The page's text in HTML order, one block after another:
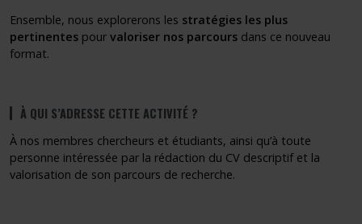
Ensemble, nous explorerons les stratégies les plus
pertinentes pour valoriser nos parcours dans ce nouveau
format.
À QUI S’ADRESSE CETTE ACTIVITÉ ?
À nos membres chercheurs et étudiants, ainsi qu’à toute
personne intéressée par la rédaction du CV descriptif et la
valorisation de son parcours de recherche.